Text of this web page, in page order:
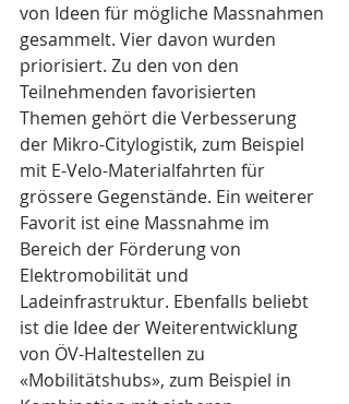
von Ideen für mögliche Massnahmen
gesammelt. Vier davon wurden
priorisiert. Zu den von den
Teilnehmenden favorisierten
Themen gehört die Verbesserung
der Mikro-Citylogistik, zum Beispiel
mit E-Velo-Materialfahrten für
grössere Gegenstände. Ein weiterer
Favorit ist eine Massnahme im
Bereich der Förderung von
Elektromobilität und
Ladeinfrastruktur. Ebenfalls beliebt
ist die Idee der Weiterentwicklung
von ÖV-Haltestellen zu
«Mobilitätshubs», zum Beispiel in